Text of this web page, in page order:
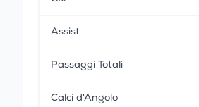
Assist
Passaggi Totali
Calci d'Angolo